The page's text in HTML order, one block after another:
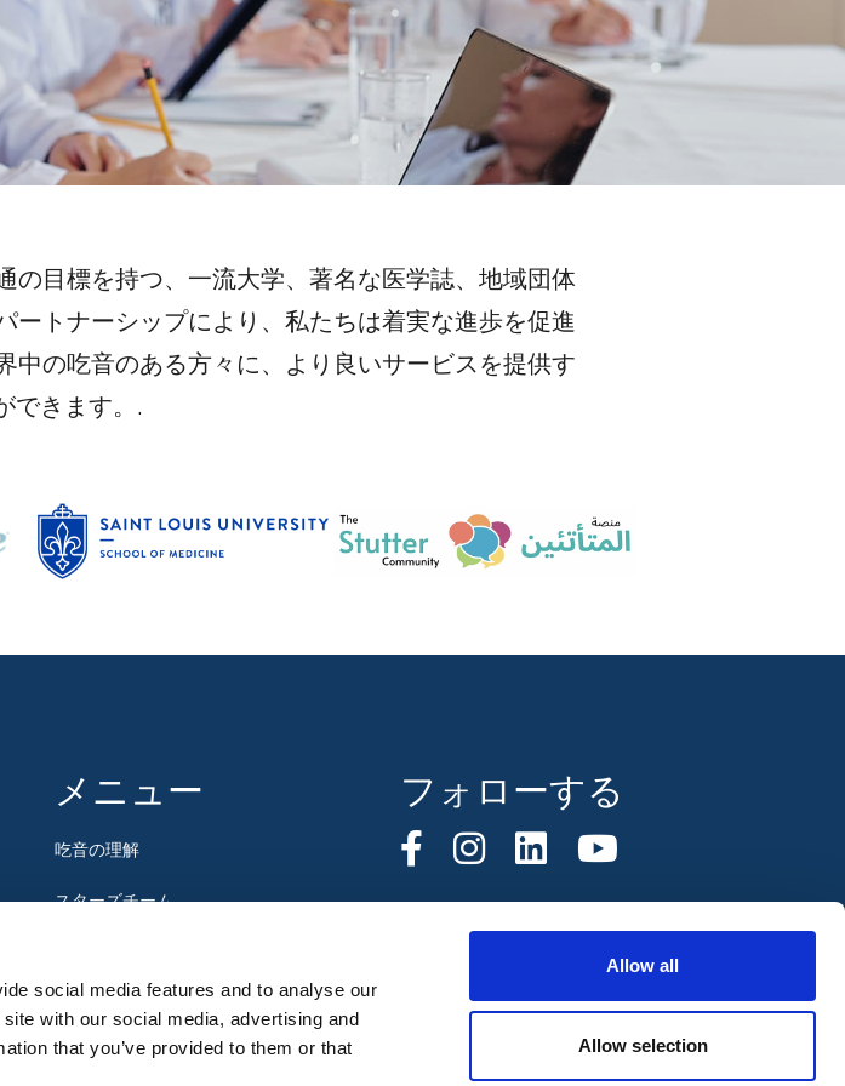
social media features and to analyse our
with our social media, advertising and
that you’ve provided to them or that
Allow all
Allow selection
目標を持つ、一流大学、著名な医学誌、地域団体
ートナーシップにより、私たちは着実な進歩を促進
中の吃音のある方々に、より良いサービスを提供す
できます。.
メニュー
吃音の理解
スターズチーム
お問い合わせ
フォローする